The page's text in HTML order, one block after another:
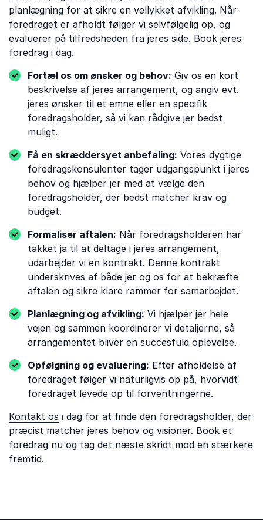
planlægning for at sikre en vellykket afvikling. Når
foredraget er afholdt følger vi selvfølgelig op, og
evaluerer på tilfredsheden fra jeres side. Book jeres
foredrag i dag.
Fortæl os om ønsker og behov: Giv os en kort
beskrivelse af jeres arrangement, og angiv evt.
jeres ønsker til et emne eller en specifik
foredragsholder, så vi kan rådgive jer bedst
muligt.
Få en skræddersyet anbefaling: Vores dygtige
foredragskonsulenter tager udgangspunkt i jeres
behov og hjælper jer med at vælge den
foredragsholder, der bedst matcher krav og
budget.
Formaliser aftalen: Når foredragsholderen har
takket ja til at deltage i jeres arrangement,
udarbejder vi en kontrakt. Denne kontrakt
underskrives af både jer og os for at bekræfte
aftalen og sikre klare rammer for samarbejdet.
Planlægning og afvikling: Vi hjælper jer hele
vejen og sammen koordinerer vi detaljerne, så
arrangementet bliver en succesfuld oplevelse.
Opfølgning og evaluering: Efter afholdelse af
foredraget følger vi naturligvis op på, hvorvidt
foredraget levede op til forventningerne.
Kontakt os i dag for at finde den foredragsholder, der
præcist matcher jeres behov og visioner. Book et
foredrag nu og tag det næste skridt mod en stærkere
fremtid.